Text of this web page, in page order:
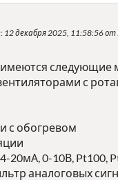
: 12 декабря 2025, 11:58:56 от
следующие
с
с обогревом
20мА, 0-10В, Pt100,
аналоговых